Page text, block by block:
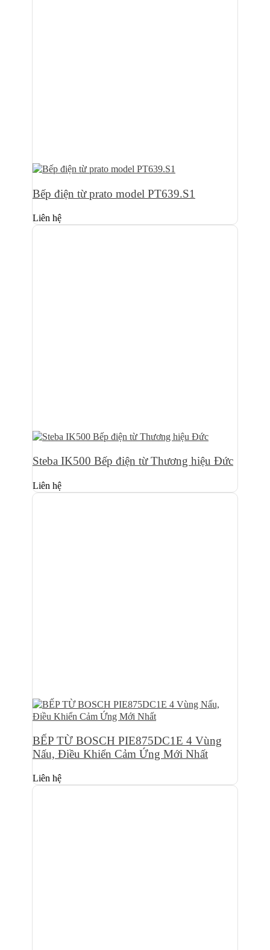
Bếp điện từ prato model PT639.S1
Liên hệ
Steba IK500 Bếp điện từ Thương hiệu Đức
Liên hệ
BẾP TỪ BOSCH PIE875DC1E 4 Vùng
Nấu, Điều Khiển Cảm Ứng Mới Nhất
Liên hệ